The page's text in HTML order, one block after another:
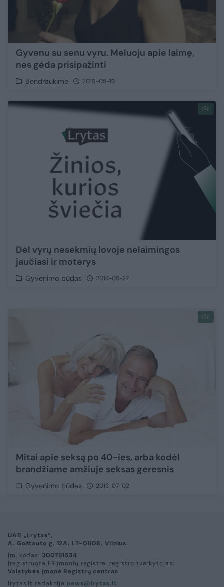
Gyvenu su senu vyru. Meluoju apie laimę,
nes gėda prisipažinti
Bendraukime 2019-05-16
1
Dėl vyrų nesėkmių lovoje nelaimingos
jaučiasi ir moterys
Gyvenimo būdas 2014-05-27
1
Mitai apie seksą po 40-ies, arba kodėl
brandžiame amžiuje seksas geresnis
Gyvenimo būdas 2013-07-02
UAB „Lrytas“,
A. Goštauto g. 12A, LT-01108, Vilnius.
Įm. kodas: 300781534
Įregistruota LR įmonių registre, registro tvarkytojas:
Valstybės įmonė Registrų centras
lrytas.lt redakcija news@lrytas.lt